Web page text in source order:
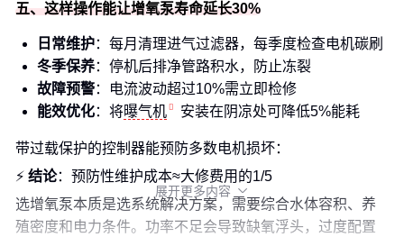
五、这样操作能让增氧泵寿命延长30%
日常维护：每月清理进气过滤器，每季度检查电机碳刷
冬季保养：停机后排净管路积水，防止冻裂
故障预警：电流波动超过10%需立即检修
能效优化：将曝气机 安装在阴凉处可降低5%能耗
带过载保护的控制器能预防多数电机损坏：
⚡ 结论：预防性维护成本≈大修费用的1/5
选增氧泵本质是选系统解决方案，需要综合水体容积、养
殖密度和电力条件。功率不足会导致缺氧浮头，过度配置
展开更多内容 